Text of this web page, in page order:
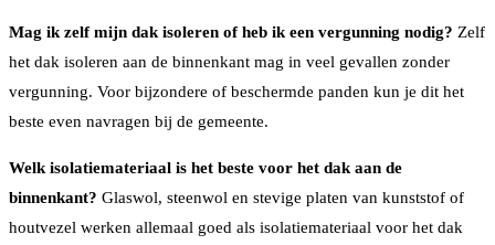
Mag ik zelf mijn dak isoleren of heb ik een vergunning nodig? Zelf
het dak isoleren aan de binnenkant mag in veel gevallen zonder
vergunning. Voor bijzondere of beschermde panden kun je dit het
beste even navragen bij de gemeente.
Welk isolatiemateriaal is het beste voor het dak aan de
binnenkant? Glaswol, steenwol en stevige platen van kunststof of
houtvezel werken allemaal goed als isolatiemateriaal voor het dak